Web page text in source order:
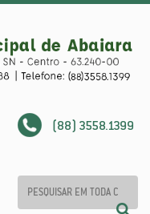
(88) 3558.1399